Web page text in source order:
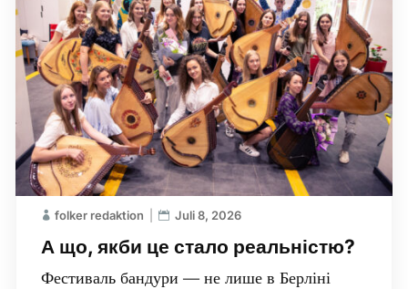
А що, якби це стало реальністю?
folker redaktion Juli 8, 2026
Фестиваль бандури — не лише в Берліні